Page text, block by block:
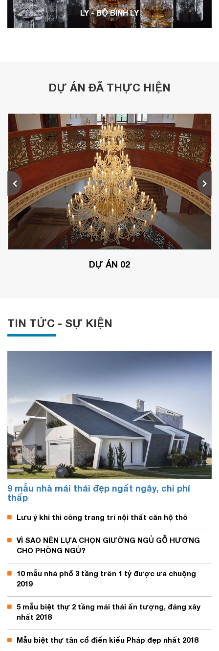
LY - BỘ BÌNH LY
DỰ ÁN ĐÃ THỰC HIỆN
DỰ ÁN 02
TIN TỨC - SỰ KIỆN
9 mẫu nhà mái thái đẹp ngất ngây, chi phí
thấp
Lưu ý khi thi công trang trí nội thất căn hộ thô
VÌ SAO NÊN LỰA CHỌN GIƯỜNG NGỦ GỖ HƯƠNG
CHO PHÒNG NGỦ?
10 mẫu nhà phố 3 tầng trên 1 tỷ được ưa chuộng
2019
5 mẫu biệt thự 2 tầng mái thái ấn tượng, đáng xây
nhất 2018
Mẫu biệt thự tân cổ điển kiểu Pháp đẹp nhất 2018